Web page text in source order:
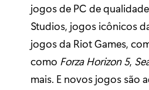
jogos de PC de
Studios, jogos icônicos
jogos da Riot Games,
como Forza Horizon 5,
mais. E novos jogos são